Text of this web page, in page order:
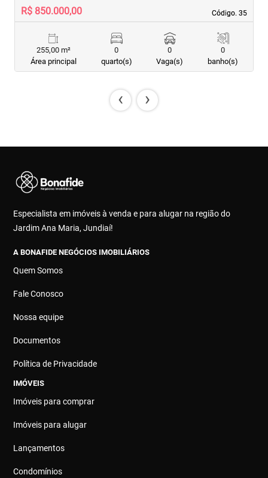
Código. 35
Código. 35
R$ 850.000,00
255,00 m²
Área principal
0
quarto(s)
0
Vaga(s)
0
banho(s)
‹ ›
Especialista em imóveis à venda e para alugar na região do
Jardim Ana Maria, Jundiaí!
A BONAFIDE NEGÓCIOS IMOBILIÁRIOS
Quem Somos
Fale Conosco
Nossa equipe
Documentos
Política de Privacidade
IMÓVEIS
Imóveis para comprar
Imóveis para alugar
Lançamentos
Condomínios